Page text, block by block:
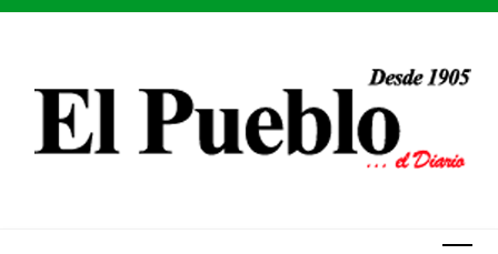
Skip